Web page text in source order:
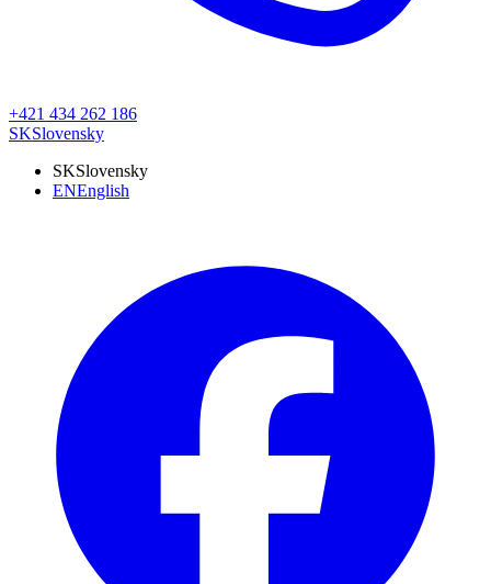
+421 434 262 186
SKSlovensky
SKSlovensky
ENEnglish